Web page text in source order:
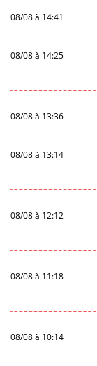
08/08 à 14:41
08/08 à 14:25
08/08 à 13:36
08/08 à 13:14
08/08 à 12:12
08/08 à 11:18
08/08 à 10:14